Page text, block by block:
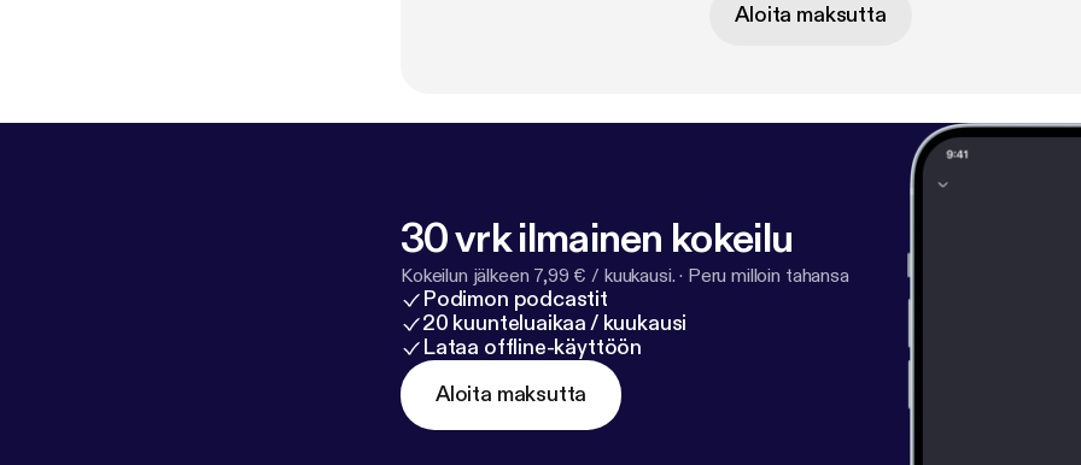
Aloita maksutta
30 vrk ilmainen kokeilu
Kokeilun jälkeen 7,99 € / kuukausi. · Peru milloin tahansa
Podimon podcastit
20 kuunteluaikaa / kuukausi
Lataa offline-käyttöön
Aloita maksutta